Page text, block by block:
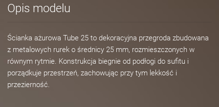
Opis modelu
Ścianka ażurowa Tube 25 to dekoracyjna przegroda zbudowana
z metalowych rurek o średnicy 25 mm, rozmieszczonych w
równym rytmie. Konstrukcja biegnie od podłogi do sufitu i
porządkuje przestrzeń, zachowując przy tym lekkość i
przezierność.